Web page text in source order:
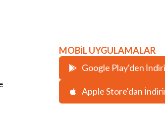
MOBİL UYGULAMALAR
Google Play'den
Apple Store'dan